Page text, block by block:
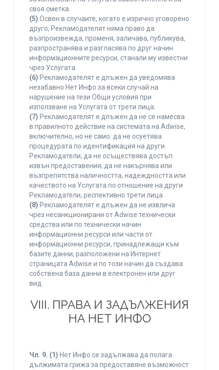
своя сметка.
(5) Освен в случаите, когато е изрично уговорено
друго, Рекламодателят няма право да
възпроизвежда, променя, заличава, публикува,
разпространява и разгласява по друг начин
информационните ресурси, станали му известни
чрез Услугата.
(6) Рекламодателят е длъжен да уведомява
незабавно Нет Инфо за всеки случай на
нарушение на тези Общи условия при
използване на Услугата от трети лица.
(7) Рекламодателят е длъжен да не се намесва
в правилното действие на системата на Adwise,
включително, но не само: да не осуетява
процедурата по идентификация на други
Рекламодатели; да не осъществява достъп
извън предоставения; да не накърнява или
възпрепятства наличността, надеждността или
качеството на Услугата по отношение на други
Рекламодатели, респективно трети лица.
(8) Рекламодателят е длъжен да не извлича
чрез несанкционирани от Adwise технически
средства или по технически начин
информационни ресурси или части от
информационни ресурси, принадлежащи към
базите данни, разположени на Интернет
страницата Adwise и по този начин да създава
собствена база данни в електронен или друг
вид.
VIII. ПРАВА И ЗАДЪЛЖЕНИЯ
НА НЕТ ИНФО
Чл. 9. (1) Нет Инфо се задължава да полага
дължимата грижа за предоставяне възможност